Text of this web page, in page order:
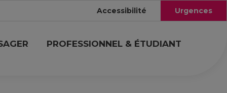
Accessibilité Urgences
PROFESSIONNEL & ÉTUDIANT